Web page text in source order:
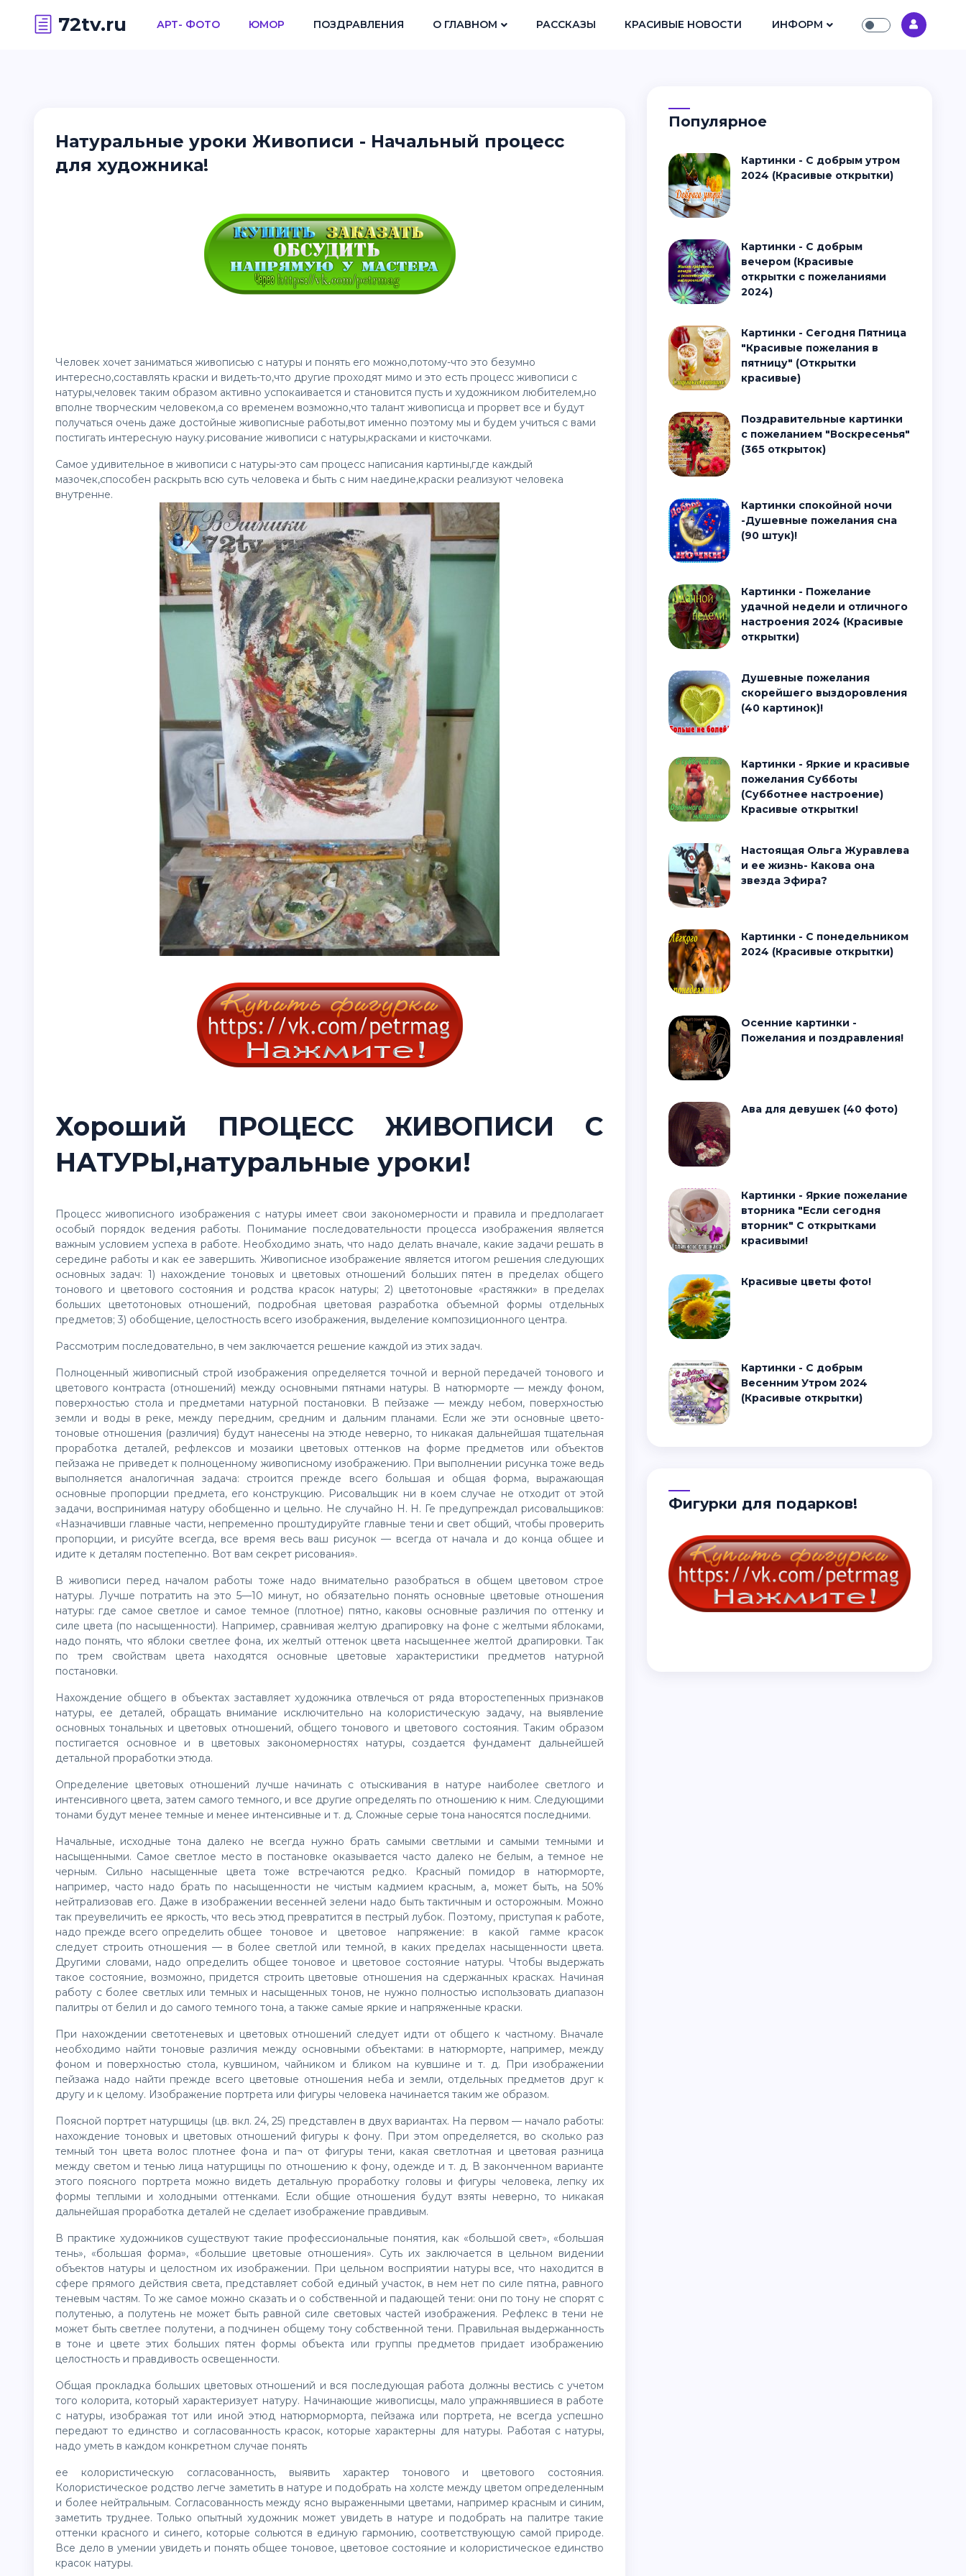
72tv.ru АРТ- ФОТО ЮМОР ПОЗДРАВЛЕНИЯ О ГЛАВНОМ РАССКАЗЫ КРАСИВЫЕ НОВОСТИ ИНФОРМ
Натуральные уроки Живописи - Начальный процесс
для художника!
Человек хочет заниматься живописью с натуры и понять его можно,потому-что это безумно
интересно,составлять краски и видеть-то,что другие проходят мимо и это есть процесс живописи с
натуры,человек таким образом активно успокаивается и становится пусть и художником любителем,но
вполне творческим человеком,а со временем возможно,что талант живописца и прорвет все и будут
получаться очень даже достойные живописные работы,вот именно поэтому мы и будем учиться с вами
постигать интересную науку.рисование живописи с натуры,красками и кисточками.
Самое удивительное в живописи с натуры-это сам процесс написания картины,где каждый
мазочек,способен раскрыть всю суть человека и быть с ним наедине,краски реализуют человека
внутренне.
Хороший ПРОЦЕСС ЖИВОПИСИ С
НАТУРЫ,натуральные уроки!
Процесс живописного изображения с натуры имеет свои закономерности и правила и предполагает
особый порядок ведения работы. Понимание последовательности процесса изображения является
важным условием успеха в работе. Необходимо знать, что надо делать вначале, какие задачи решать в
середине работы и как ее завершить. Живописное изображение является итогом решения следующих
основных задач: 1) нахождение тоновых и цветовых отношений больших пятен в пределах общего
тонового и цветового состояния и родства красок натуры; 2) цветотоновые «растяжки» в пределах
больших цветотоновых отношений, подробная цветовая разработка объемной формы отдельных
предметов; 3) обобщение, целостность всего изображения, выделение композиционного центра.
Рассмотрим последовательно, в чем заключается решение каждой из этих задач.
Полноценный живописный строй изображения определяется точной и верной передачей тонового и
цветового контраста (отношений) между основными пятнами натуры. В натюрморте — между фоном,
поверхностью стола и предметами натурной постановки. В пейзаже — между небом, поверхностью
земли и воды в реке, между передним, средним и дальним планами. Если же эти основные цвето-
тоновые отношения (различия) будут нанесены на этюде неверно, то никакая дальнейшая тщательная
проработка деталей, рефлексов и мозаики цветовых оттенков на форме предметов или объектов
пейзажа не приведет к полноценному живописному изображению. При выполнении рисунка тоже ведь
выполняется аналогичная задача: строится прежде всего большая и общая форма, выражающая
основные пропорции предмета, его конструкцию. Рисовальщик ни в коем случае не отходит от этой
задачи, воспринимая натуру обобщенно и цельно. Не случайно Н. Н. Ге предупреждал рисовальщиков:
«Назначивши главные части, непременно проштудируйте главные тени и свет общий, чтобы проверить
пропорции, и рисуйте всегда, все время весь ваш рисунок — всегда от начала и до конца общее и
идите к деталям постепенно. Вот вам секрет рисования».
В живописи перед началом работы тоже надо внимательно разобраться в общем цветовом строе
натуры. Лучше потратить на это 5—10 минут, но обязательно понять основные цветовые отношения
натуры: где самое светлое и самое темное (плотное) пятно, каковы основные различия по оттенку и
силе цвета (по насыщенности). Например, сравнивая желтую драпировку на фоне с желтыми яблоками,
надо понять, что яблоки светлее фона, их желтый оттенок цвета насыщеннее желтой драпировки. Так
по трем свойствам цвета находятся основные цветовые характеристики предметов натурной
постановки.
Нахождение общего в объектах заставляет художника отвлечься от ряда второстепенных признаков
натуры, ее деталей, обращать внимание исключительно на колористическую задачу, на выявление
основных тональных и цветовых отношений, общего тонового и цветового состояния. Таким образом
постигается основное и в цветовых закономерностях натуры, создается фундамент дальнейшей
детальной проработки этюда.
Определение цветовых отношений лучше начинать с отыскивания в натуре наиболее светлого и
интенсивного цвета, затем самого темного, и все другие определять по отношению к ним. Следующими
тонами будут менее темные и менее интенсивные и т. д. Сложные серые тона наносятся последними.
Начальные, исходные тона далеко не всегда нужно брать самыми светлыми и самыми темными и
насыщенными. Самое светлое место в постановке оказывается часто далеко не белым, а темное не
черным. Сильно насыщенные цвета тоже встречаются редко. Красный помидор в натюрморте,
например, часто надо брать по насыщенности не чистым кадмием красным, а, может быть, на 50%
нейтрализовав его. Даже в изображении весенней зелени надо быть тактичным и осторожным. Можно
так преувеличить ее яркость, что весь этюд превратится в пестрый лубок. Поэтому, приступая к работе,
надо прежде всего определить общее тоновое и цветовое напряжение: в какой гамме красок
следует строить отношения — в более светлой или темной, в каких пределах насыщенности цвета.
Другими словами, надо определить общее тоновое и цветовое состояние натуры. Чтобы выдержать
такое состояние, возможно, придется строить цветовые отношения на сдержанных красках. Начиная
работу с более светлых или темных и насыщенных тонов, не нужно полностью использовать диапазон
палитры от белил и до самого темного тона, а также самые яркие и напряженные краски.
При нахождении светотеневых и цветовых отношений следует идти от общего к частному. Вначале
необходимо найти тоновые различия между основными объектами: в натюрморте, например, между
фоном и поверхностью стола, кувшином, чайником и бликом на кувшине и т. д. При изображении
пейзажа надо найти прежде всего цветовые отношения неба и земли, отдельных предметов друг к
другу и к целому. Изображение портрета или фигуры человека начинается таким же образом.
Поясной портрет натурщицы (цв. вкл. 24, 25) представлен в двух вариантах. На первом — начало работы:
нахождение тоновых и цветовых отношений фигуры к фону. При этом определяется, во сколько раз
темный тон цвета волос плотнее фона и па¬ от фигуры тени, какая светлотная и цветовая разница
между светом и тенью лица натурщицы по отношению к фону, одежде и т. д. В законченном варианте
этого поясного портрета можно видеть детальную проработку головы и фигуры человека, лепку их
формы теплыми и холодными оттенками. Если общие отношения будут взяты неверно, то никакая
дальнейшая проработка деталей не сделает изображение правдивым.
В практике художников существуют такие профессиональные понятия, как «большой свет», «большая
тень», «большая форма», «большие цветовые отношения». Суть их заключается в цельном видении
объектов натуры и целостном их изображении. При цельном восприятии натуры все, что находится в
сфере прямого действия света, представляет собой единый участок, в нем нет по силе пятна, равного
теневым частям. То же самое можно сказать и о собственной и падающей тени: они по тону не спорят с
полутенью, а полутень не может быть равной силе световых частей изображения. Рефлекс в тени не
может быть светлее полутени, а подчинен общему тону собственной тени. Правильная выдержанность
в тоне и цвете этих больших пятен формы объекта или группы предметов придает изображению
целостность и правдивость освещенности.
Общая прокладка больших цветовых отношений и вся последующая работа должны вестись с учетом
того колорита, который характеризует натуру. Начинающие живописцы, мало упражнявшиеся в работе
с натуры, изображая тот или иной этюд натюрморморта, пейзажа или портрета, не всегда успешно
передают то единство и согласованность красок, которые характерны для натуры. Работая с натуры,
надо уметь в каждом конкретном случае понять
ее колористическую согласованность, выявить характер тонового и цветового состояния.
Колористическое родство легче заметить в натуре и подобрать на холсте между цветом определенным
и более нейтральным. Согласованность между ясно выраженными цветами, например красным и синим,
заметить труднее. Только опытный художник может увидеть в натуре и подобрать на палитре такие
оттенки красного и синего, которые сольются в единую гармонию, соответствующую самой природе.
Все дело в умении увидеть и понять общее тоновое, цветовое состояние и колористическое единство
красок натуры.
Популярное
Картинки - С добрым утром
2024 (Красивые открытки)
Картинки - С добрым
вечером (Красивые
открытки с пожеланиями
2024)
Картинки - Сегодня Пятница
"Красивые пожелания в
пятницу" (Открытки
красивые)
Поздравительные картинки
с пожеланием "Воскресенья"
(365 открыток)
Картинки спокойной ночи
-Душевные пожелания сна
(90 штук)!
Картинки - Пожелание
удачной недели и отличного
настроения 2024 (Красивые
открытки)
Душевные пожелания
скорейшего выздоровления
(40 картинок)!
Картинки - Яркие и красивые
пожелания Субботы
(Субботнее настроение)
Красивые открытки!
Настоящая Ольга Журавлева
и ее жизнь- Какова она
звезда Эфира?
Картинки - С понедельником
2024 (Красивые открытки)
Осенние картинки -
Пожелания и поздравления!
Ава для девушек (40 фото)
Картинки - Яркие пожелание
вторника "Если сегодня
вторник" С открытками
красивыми!
Красивые цветы фото!
Картинки - С добрым
Весенним Утром 2024
(Красивые открытки)
Фигурки для подарков!